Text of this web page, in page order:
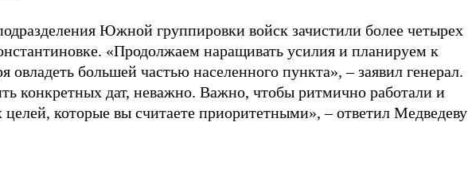
Южной группировки войск зачистили более четырех
«Продолжаем наращивать усилия и планируем к
овладеть большей частью населенного пункта», – заявил генерал.
конкретных дат, неважно. Важно, чтобы ритмично работали и
целей, которые вы считаете приоритетными», – ответил Медведеву